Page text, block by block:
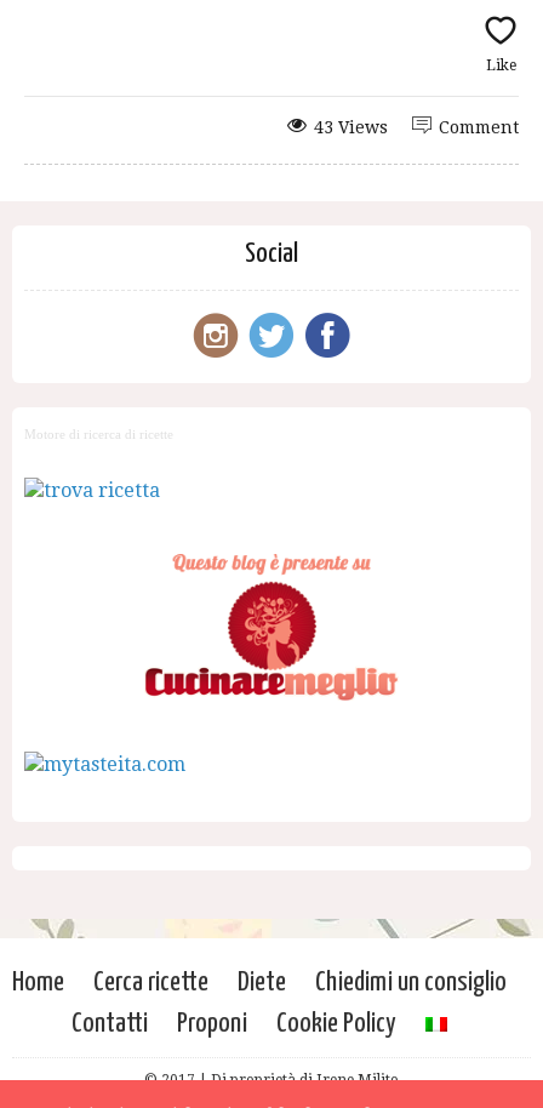
Like
Comment
43 Views
Social
Motore di ricerca di ricette
Home Cerca ricette Diete
Chiedimi un consiglio
Contatti
Proponi Cookie Policy
© 2017 | Di proprietà di Irene Milito